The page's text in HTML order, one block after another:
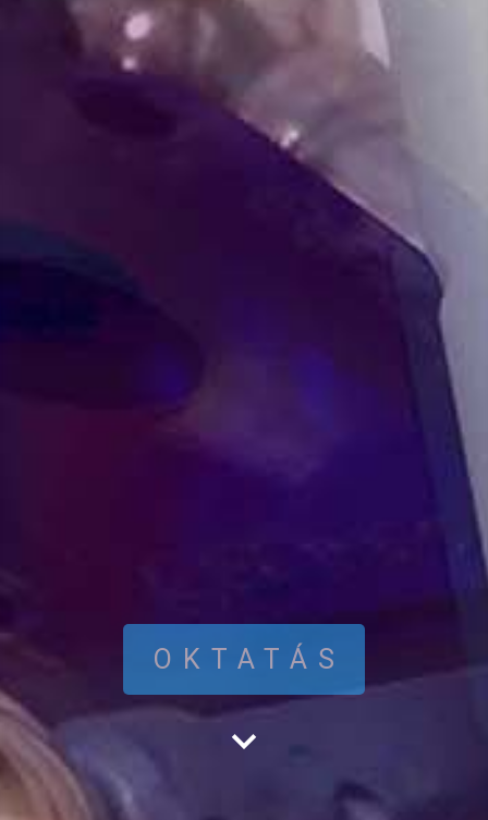
OKTATÁS